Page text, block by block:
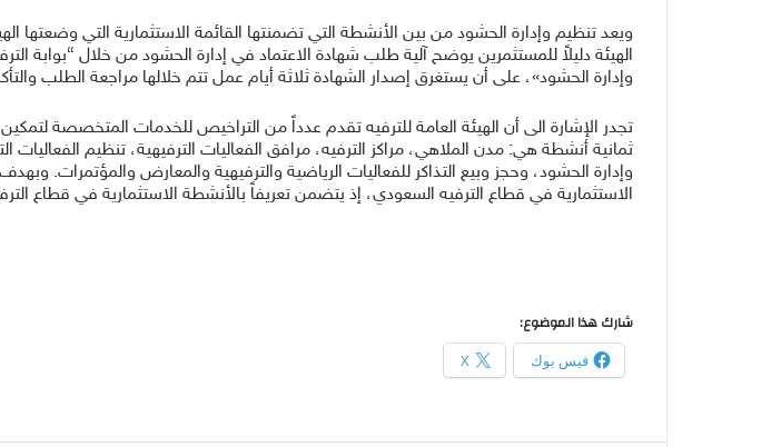
الهيئة دليلاً للمستثمرين يوضح آلية طلب شهادة الاعتماد في إدارة الحشود من خلال “بوابة
وإدارة الحشود»، على أن يستغرق إصدار الشهادة ثلاثة أيام عمل تتم خلالها مراجعة الطلب
تجدر الإشارة الى أن الهيئة العامة للترفيه تقدم عدداً من التراخيص للخدمات المتخصصة
ثمانية أنشطة هي: مدن الملاهي، مراكز الترفيه، مرافق الفعاليات الترفيهية، تنظيم الفعاليات
وإدارة الحشود، وحجز وبيع التذاكر للفعاليات الرياضية والترفيهية والمعارض والمؤتمرات.
الاستثمارية في قطاع الترفيه السعودي، إذ يتضمن تعريفاً بالأنشطة الاستثمارية في قطاع
شارك هذا الموضوع:
فيس بوك X